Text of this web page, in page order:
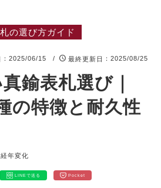
の選び方ガイド
：2025/06/15 / 最終更新日 ：2025/08/25
鍮表札選び｜
の特徴と耐久性
年変化
LINEで送る Pocket